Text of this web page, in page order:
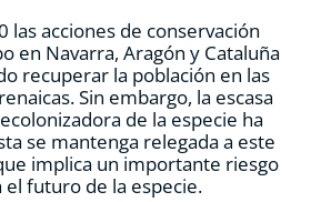
las acciones de conservación
en Navarra, Aragón y Cataluña
recuperar la población en las
Sin embargo, la escasa
de la especie ha
se mantenga relegada a este
implica un importante riesgo
el futuro de la especie.